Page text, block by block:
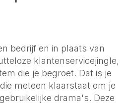
bedrijf en in plaats van
klantenservicejingle,
die je begroet. Dat is je
meteen klaarstaat om je
drama's. Deze